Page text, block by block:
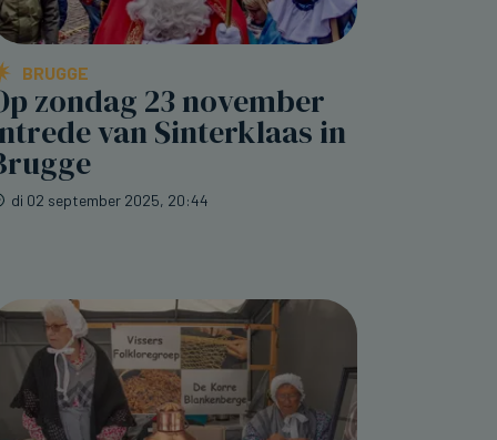
BRUGGE
zondag 23 november
van Sinterklaas in
di 02 september 2025, 20:44